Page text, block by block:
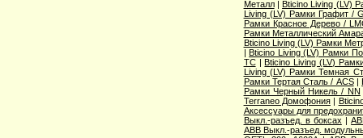
Металл|Bticino Living (LV)
Living (LV) Рамки Графит /
Рамки Красное Дерево /
Рамки Металлический
Bticino Living (LV) Рамки
|Bticino Living (LV) Рамки
TC|Bticino Living (LV)
Living (LV) Рамки Темная
Рамки Тертая Сталь / ACS|
Рамки Черный Никель / NN
Terraneo Домофония|
Аксессуары для
Выкл.-разъед. в боксах |
ABB Выкл.-разъед.